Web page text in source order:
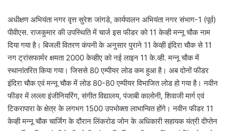
अधीक्षण अभियंता नगर वृत्त सुरेश जांगडे, कार्यपालन अभियंता नगर संभाग-1 (पूर्व)
पीवीएस. राजकुमार की उपस्थिति में चार्ज इस फीडर को 11 केव्ही मन्नू चौक नाम
दिया गया है। बिजली वितरण कंपनी के अनुसार पुराने 11 केव्ही इंदिरा चौक से 11
नग ट्रांसफार्मर क्षमता 2000 केव्हीए को नई लाइन 11 के.व्ही. मन्नू चौक में
स्थानांतरित किया गया। जिससे 80 एम्पीयर लोड कम हुआ है। अब दोनों फीडर
इंदिरा चौक एवं मन्नू चौक में लोड 80-80 एम्पीयर विभाजित लोड हो गया है। नवीन
फीडर में लल्ला इंजीनियरिंग, संगीत विद्यालय, पंजाबी कालोनी, शिवाजी मार्ग एवं
टिकरापारा के क्षेत्र के लगभग 1500 उपभोक्ता लाभान्वित होंगे। नवीन फीडर 11
केव्ही मन्नू चौक चार्जिंग के दौरान लिंकरोड जोन के अधिकारी सहायक यंत्री दीप्तेन